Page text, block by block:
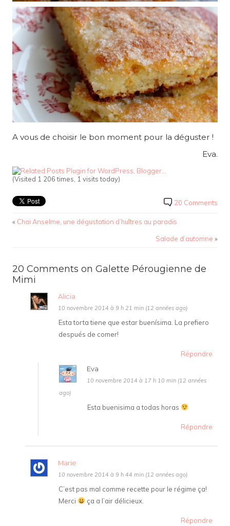
A vous de choisir le bon moment pour la déguster !
Eva.
(Visited 1 206 times, 1 visits today)
20 Comments
« Chai Anselme, une dégustation d’huîtres au paradis
Salade d’automne »
20 Comments on Galette Pérougienne de
Mimi
Alicia
10 novembre 2014 à 9 h 21 min (12 années ago)
Esta torta tiene que estar buenísima. La prefiero
después de comer!
Répondre
Eva
10 novembre 2014 à 17 h 10 min (12 années
ago)
Esta buenisima a todas horas
Répondre
Marie
10 novembre 2014 à 9 h 44 min (12 années ago)
C’est pas mal comme recette pour le régime ça!
Merci
ça a l’air délicieux.
Répondre